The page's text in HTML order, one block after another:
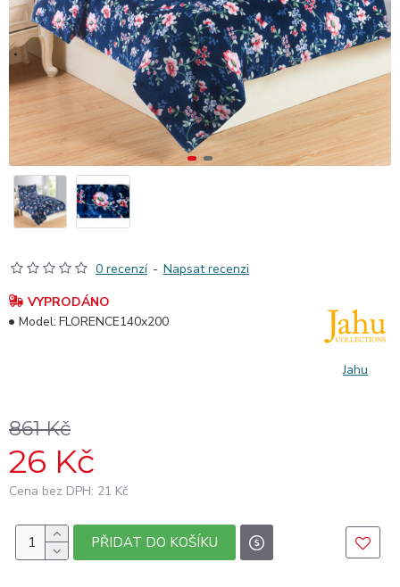
0 recenzí - Napsat recenzi
26 Kč
861 Kč
Cena bez DPH: 21 Kč
VYPRODÁNO
Model: FLORENCE140x200
Jahu
PŘIDAT DO KOŠÍKU